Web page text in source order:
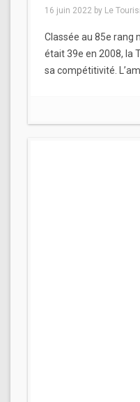
16 juin 2022 by Le
Classée au 85e rang
était 39e en 2008, la
sa compétitivité.